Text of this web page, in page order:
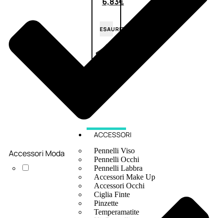
ESAURITO
ACCESSORI
Pennelli Viso
Pennelli Occhi
Pennelli Labbra
Accessori Make Up
Accessori Occhi
Ciglia Finte
Pinzette
Temperamatite
Accessori Moda